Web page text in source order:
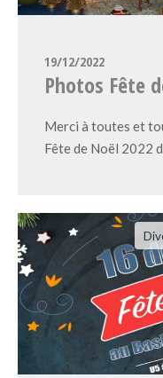
19/12/2022
Photos Fête
Merci à toutes et
Fête de Noël 2022